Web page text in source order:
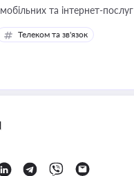
мобільних та інтернет-послуг
Телеком та зв'язок